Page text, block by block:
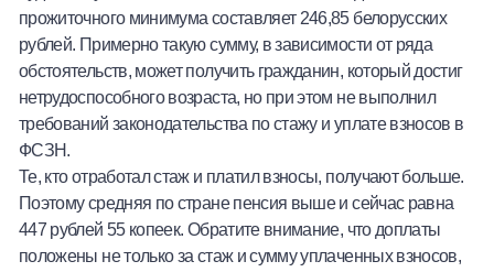
прожиточного минимума составляет 246,85 белорусских
рублей. Примерно такую сумму, в зависимости от ряда
обстоятельств, может получить гражданин, который достиг
нетрудоспособного возраста, но при этом не выполнил
требований законодательства по стажу и уплате взносов в
ФСЗН.
Те, кто отработал стаж и платил взносы, получают больше.
Поэтому средняя по стране пенсия выше и сейчас равна
447 рублей 55 копеек. Обратите внимание, что доплаты
положены не только за стаж и сумму уплаченных взносов,